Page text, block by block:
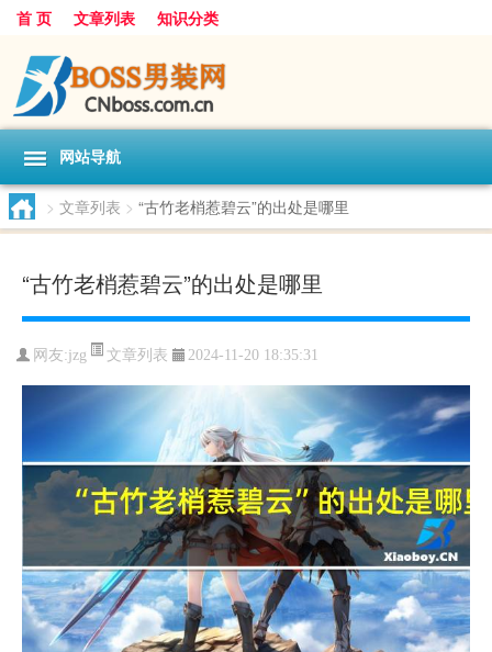
首 页 文章列表 知识分类
网站导航
> 文章列表 > “古竹老梢惹碧云”的出处是哪里
“古竹老梢惹碧云”的出处是哪里
网友:jzg 文章列表 2024-11-20 18:35:31